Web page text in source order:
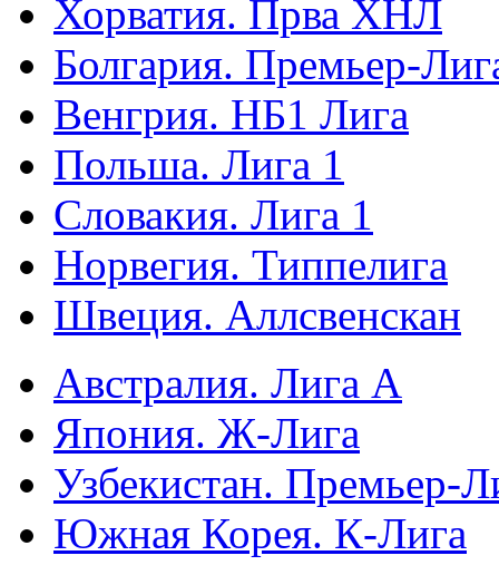
Хорватия. Прва ХНЛ
Болгария. Премьер-
Венгрия. НБ1 Лига
Польша. Лига 1
Словакия. Лига 1
Норвегия. Типпелига
Швеция. Аллсвенскан
Австралия. Лига А
Япония. Ж-Лига
Узбекистан. Премьер-
Южная Корея. К-Лига